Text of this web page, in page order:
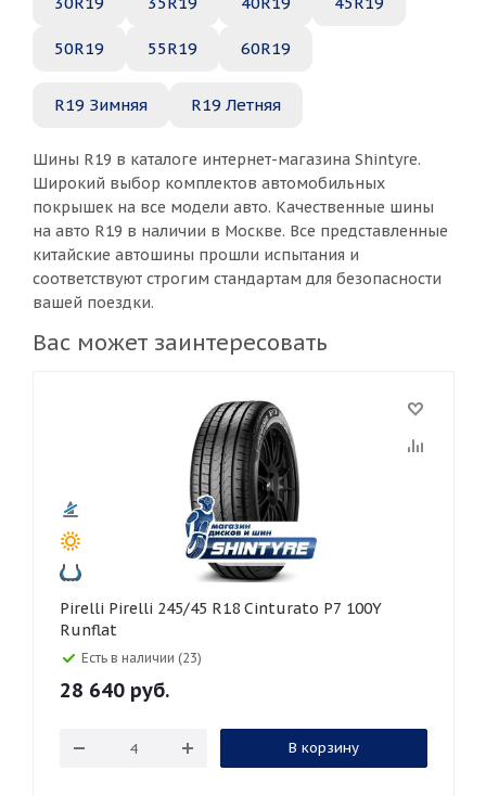
50R19 55R19 60R19
R19 Зимняя R19 Летняя
Шины R19 в каталоге интернет-магазина Shintyre.
Широкий выбор комплектов автомобильных
покрышек на все модели авто. Качественные шины
на авто R19 в наличии в Москве. Все представленные
китайские автошины прошли испытания и
соответствуют строгим стандартам для безопасности
вашей поездки.
Вас может заинтересовать
Pirelli Pirelli 245/45 R18 Cinturato P7 100Y
Runflat
Есть в наличии (23)
28 640 руб.
В корзину